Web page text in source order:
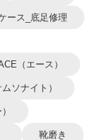
ース_底足修理
（エース）
ソナイト）
靴磨き